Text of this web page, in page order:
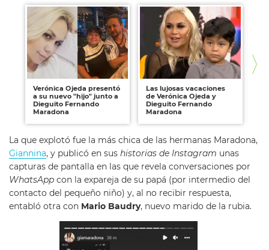
Verónica Ojeda presentó
a su nuevo "hijo" junto a
Dieguito Fernando
Maradona
Las lujosas vacaciones
de Verónica Ojeda y
Dieguito Fernando
Maradona
La que explotó fue la más chica de las hermanas Maradona,
Giannina, y publicó en sus historias de Instagram unas
capturas de pantalla en las que revela conversaciones por
WhatsApp con la expareja de su papá (por intermedio del
contacto del pequeño niño) y, al no recibir respuesta,
entabló otra con Mario Baudry, nuevo marido de la rubia.